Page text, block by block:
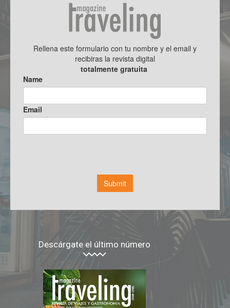
Descárgate el último número